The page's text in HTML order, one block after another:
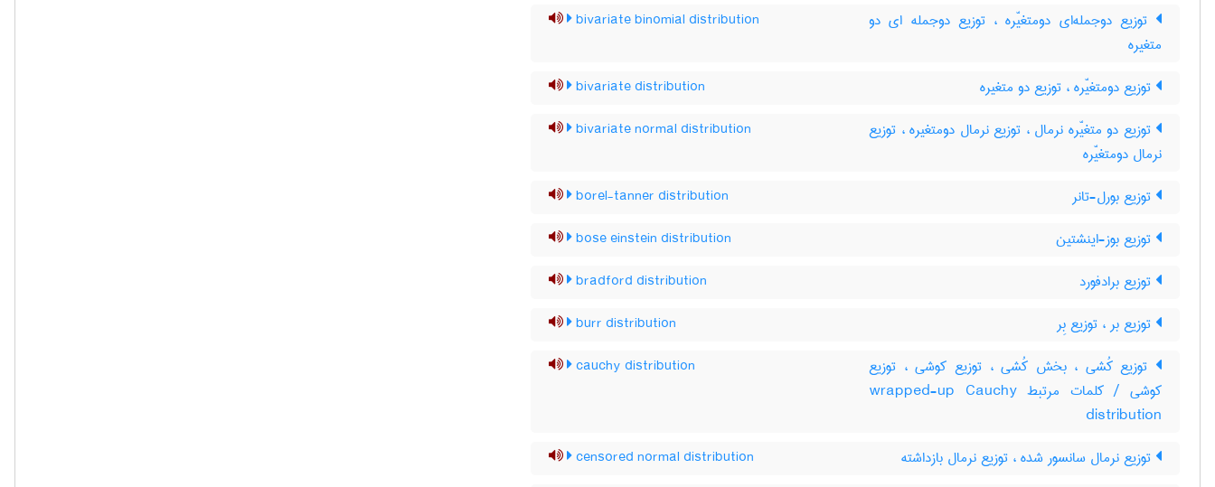
توزیع دوجمله‌ای دومتغیّره ، توزیع دوجمله ای دو
متغیره
bivariate binomial distribution
توزیع دومتغیّره ، توزیع دو متغیره bivariate distribution
توزیع دو متغیّره نرمال ، توزیع نرمال دومتغیره ، توزیع
نرمال دومتغیّره
bivariate normal distribution
توزیع بورل-تانر borel-tanner distribution
توزیع بوز-اینشتین bose einstein distribution
توزیع برادفورد bradford distribution
توزیع بر ، توزیع بِر burr distribution
توزیع کُشی ، بخش کُشی ، توزیع کوشی ، توزیع
کوشی / کلمات مرتبط wrapped-up Cauchy
distribution
cauchy distribution
توزیع نرمال سانسور شده ، توزیع نرمال بازداشته censored normal distribution